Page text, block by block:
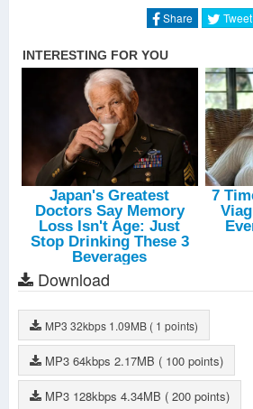
Share Tweet
Download
MP3 32kbps 1.09MB ( 1 points)
MP3 64kbps 2.17MB ( 100 points)
MP3 128kbps 4.34MB ( 200 points)